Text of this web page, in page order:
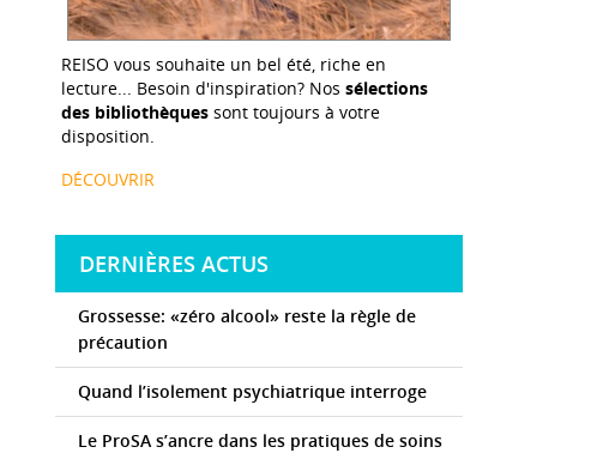
REISO vous souhaite un bel été, riche en
lecture... Besoin d'inspiration? Nos sélections
des bibliothèques sont toujours à votre
disposition.
DÉCOUVRIR
DERNIÈRES ACTUS
Grossesse: «zéro alcool» reste la règle de
précaution
Quand l’isolement psychiatrique interroge
Le ProSA s’ancre dans les pratiques de soins